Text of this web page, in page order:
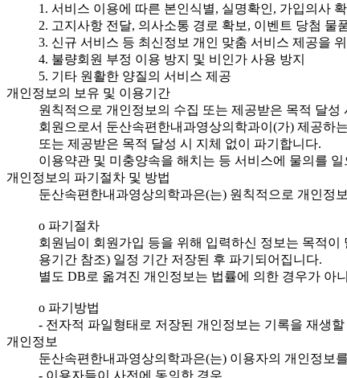
1. 서비스 이용에 따른 본인식별, 실명확인, 가입의사
2. 고지사항 전달, 의사소통 경로 확보, 이벤트 당첨 물
3. 신규 서비스 등 최신정보 개인 맞춤 서비스 제공을
4. 불량회원 부정 이용 방지 및 비인가 사용 방지
5. 기타 원활한 양질의 서비스 제공
개인정보의 보유 및 이용기간
원칙적으로 개인정보의 수집 또는 제공받은 목적 달성
회원으로서 둔산속편한내과영상의학과이(가) 제공하
또는 제공받은 목적 달성 시 지체 없이 파기합니다.
이용약관 및 미충양속을 해치는 등 서비스에 물의를
개인정보의 파기절차 및 방법
둔산속편한내과영상의학과은(는) 원칙적으로 개인정
ο 파기절차
회원님이 회원가입 등을 위해 입력하신 정보는 목적
용기간 참조) 일정 기간 저장된 후 파기되어집니다.
별도 DB로 옮겨진 개인정보는 법률에 의한 경우가 아
ο 파기방법
- 전자적 파일형태로 저장된 개인정보는 기록을 재생
개인정보
둔산속편한내과영상의학과은(는) 이용자의 개인정보